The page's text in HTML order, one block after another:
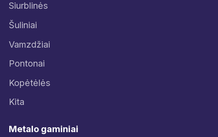
Siurblinės
Šuliniai
Vamzdžiai
Pontonai
Kopėtėlės
Kita
Metalo gaminiai